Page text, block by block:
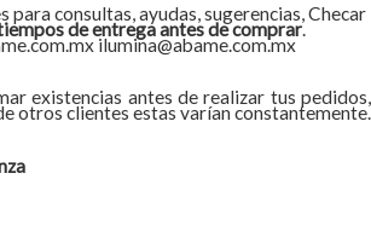
consultas, ayudas, sugerencias, Checar
de entrega antes de comprar.
ilumina@abame.com.mx
existencias antes de realizar tus pedidos,
otros clientes estas varían constantemente.